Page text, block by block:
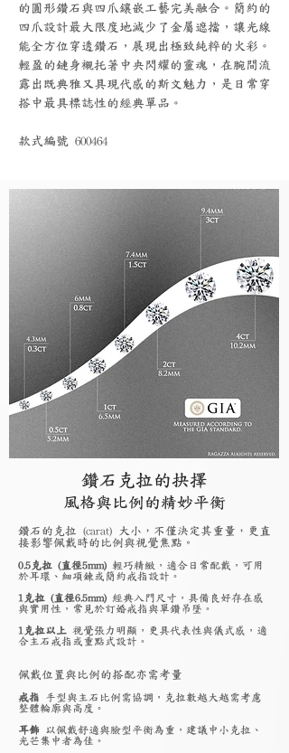
的圓形鑽石與四爪鑲嵌工藝完美融合。簡約的
四爪設計最大限度地減少了金屬遮擋，讓光線
能全方位穿透鑽石，展現出極致純粹的火彩。
輕盈的鏈身襯托著中央閃耀的靈魂，在腕間流
露出既典雅又具現代感的斯文魅力，是日常穿
搭中最具標誌性的經典單品。
款式編號 600464
鑽石克拉的抉擇
風格與比例的精妙平衡
鑽石的克拉 (carat) 大小，不僅決定其重量，更直
接影響佩戴時的比例與視覺焦點。
0.5克拉 (直徑5mm) 輕巧精緻，適合日常配戴，可用
於耳環、細項鍊或簡約戒指設計。
1克拉 (直徑6.5mm) 經典入門尺寸，具備良好存在感
與實用性，常見於訂婚戒指與單鑽吊墜。
1克拉以上 視覺張力明顯，更具代表性與儀式感，適
合主石戒指或重點式設計。
佩戴位置與比例的搭配亦需考量
戒指 手型與主石比例需協調，克拉數越大越需考慮
整體輪廓與高度。
耳飾 以佩戴舒適與臉型平衡為重，建議中小克拉、
光芒集中者為佳。